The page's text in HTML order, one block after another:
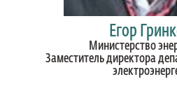
Егор
Министерство
Заместитель директора